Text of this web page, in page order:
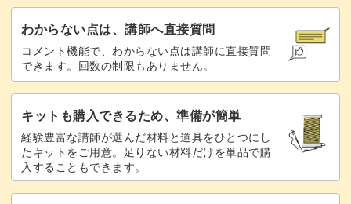
動画なら筆使いがそのままわかりますよ。
ぷっくり感を残すための仕上げ方にもご注目◎
きらっと輝く存在感抜群のペンダントトップを目指しまし
ょう。
わからない点は、講師へ直接質問
コメント機能で、わからない点は講師に直接質問
できます。回数の制限もありません。
キットも購入できるため、準備が簡単
経験豊富な講師が選んだ材料と道具をひとつにし
たキットをご用意。足りない材料だけを単品で購
入することもできます。